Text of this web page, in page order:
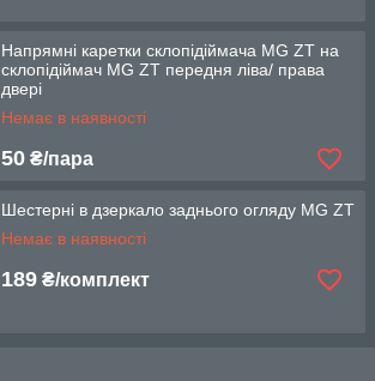
Напрямні каретки склопідіймача MG ZT на
склопідіймач MG ZT передня ліва/ права
двері
Немає в наявності
50 ₴/пара
Шестерні в дзеркало заднього огляду MG ZT
Немає в наявності
189 ₴/комплект